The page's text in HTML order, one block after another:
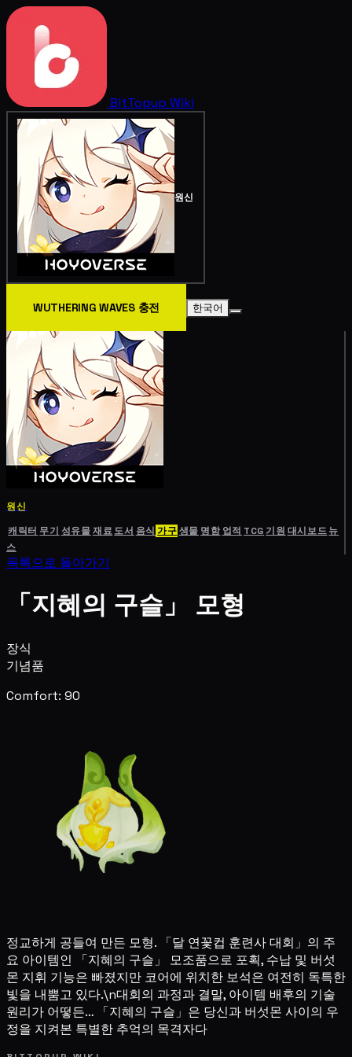
BitTopup Wiki
원신
WUTHERING WAVES 충전 한국어
원신
캐릭터 무기 성유물재료도서 음식 가구생물 명함 업적 TCG기원 대시보드뉴
스
목록으로 돌아가기
「지혜의 구슬」 모형
장식
기념품
Comfort: 90
정교하게 공들여 만든 모형. 「달 연꽃컵 훈련사 대회」의 주
요 아이템인 「지혜의 구슬」 모조품으로 포획, 수납 및 버섯
몬 지휘 기능은 빠졌지만 코어에 위치한 보석은 여전히 독특한
빛을 내뿜고 있다.\n대회의 과정과 결말, 아이템 배후의 기술
원리가 어떻든… 「지혜의 구슬」은 당신과 버섯몬 사이의 우
정을 지켜본 특별한 추억의 목격자다